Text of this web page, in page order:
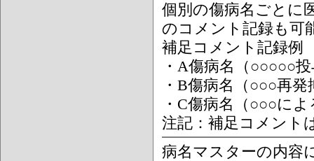
個別の傷病名ごとに
のコメント記録も可
補足コメント記録例
・A傷病名（○○○○○
・B傷病名（○○○再
・C傷病名（○○○に
注記：補足コメント
病名マスターの内容